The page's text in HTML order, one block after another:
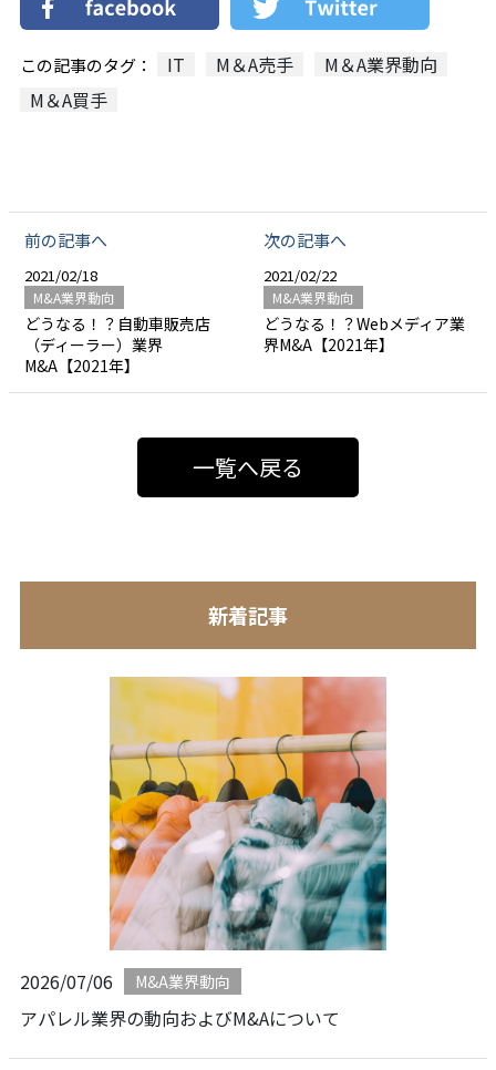
この記事のタグ： IT M＆A売手
M＆A業界動向
M＆A買手
前の記事へ
2021/02/18
M&A業界動向
どうなる！？自動車販売店
（ディーラー）業界
M&A【2021年】
次の記事へ
2021/02/22
M&A業界動向
どうなる！？Webメディア業
界M&A【2021年】
一覧へ戻る
新着記事
2026/07/06 M&A業界動向
アパレル業界の動向およびM&Aについて